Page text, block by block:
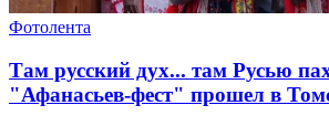
Фотолента
Там русский дух... там Русью
"Афанасьев-фест" прошел в